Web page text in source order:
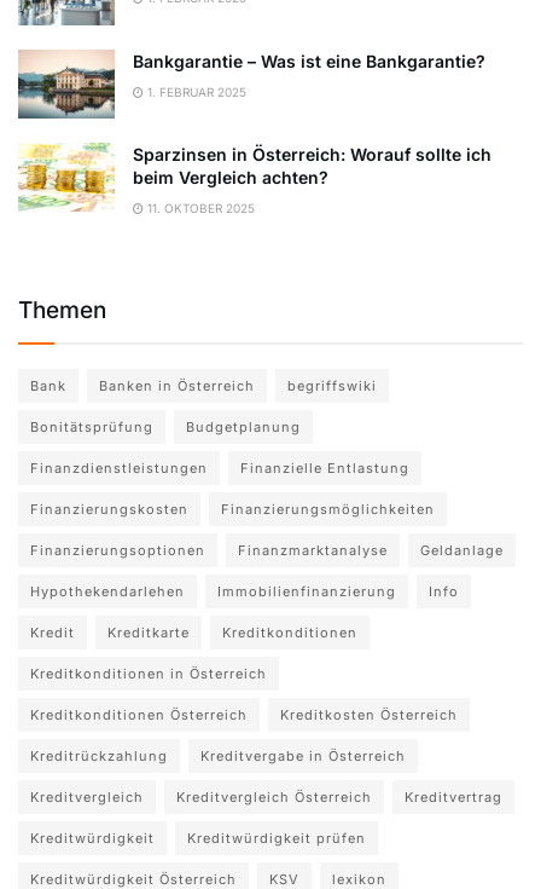
Bankgarantie – Was ist eine Bankgarantie?
1. FEBRUAR 2025
Sparzinsen in Österreich: Worauf sollte ich
beim Vergleich achten?
11. OKTOBER 2025
Themen
Bank Banken in Österreich begriffswiki
Bonitätsprüfung Budgetplanung
Finanzdienstleistungen Finanzielle Entlastung
Finanzierungskosten Finanzierungsmöglichkeiten
Finanzierungsoptionen Finanzmarktanalyse Geldanlage
Hypothekendarlehen Immobilienfinanzierung Info
Kredit Kreditkarte Kreditkonditionen
Kreditkonditionen in Österreich
Kreditkonditionen Österreich Kreditkosten Österreich
Kreditrückzahlung Kreditvergabe in Österreich
Kreditvergleich Kreditvergleich Österreich Kreditvertrag
Kreditwürdigkeit Kreditwürdigkeit prüfen
Kreditwürdigkeit Österreich KSV lexikon